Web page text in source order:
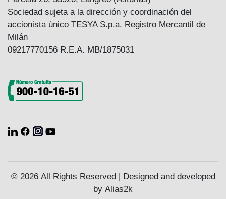
Sociedad sujeta a la dirección y coordinación del
accionista único TESYA S.p.a. Registro Mercantil de
Milán
09217770156 R.E.A. MB/1875031
© 2026 All Rights Reserved | Designed and developed
by Alias2k